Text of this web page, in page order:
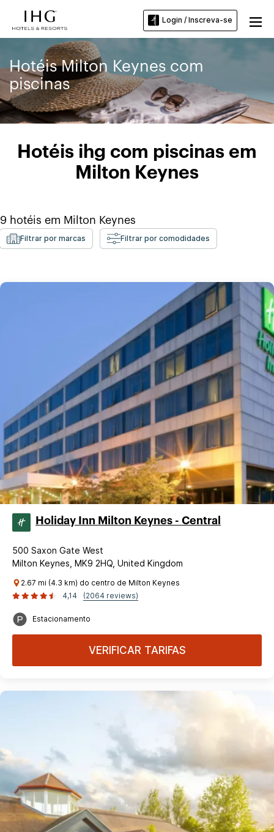
Login / Inscreva-se
Hotéis Milton Keynes com
piscinas
Hotéis ihg com piscinas em
Milton Keynes
9 hotéis em Milton Keynes
Filtrar por marcas Filtrar por comodidades
Holiday Inn Milton Keynes - Central
500 Saxon Gate West
Milton Keynes, MK9 2HQ, United Kingdom
2.67 mi (4.3 km) do centro de Milton Keynes
4,14
(2064 reviews)
Estacionamento
VERIFICAR TARIFAS